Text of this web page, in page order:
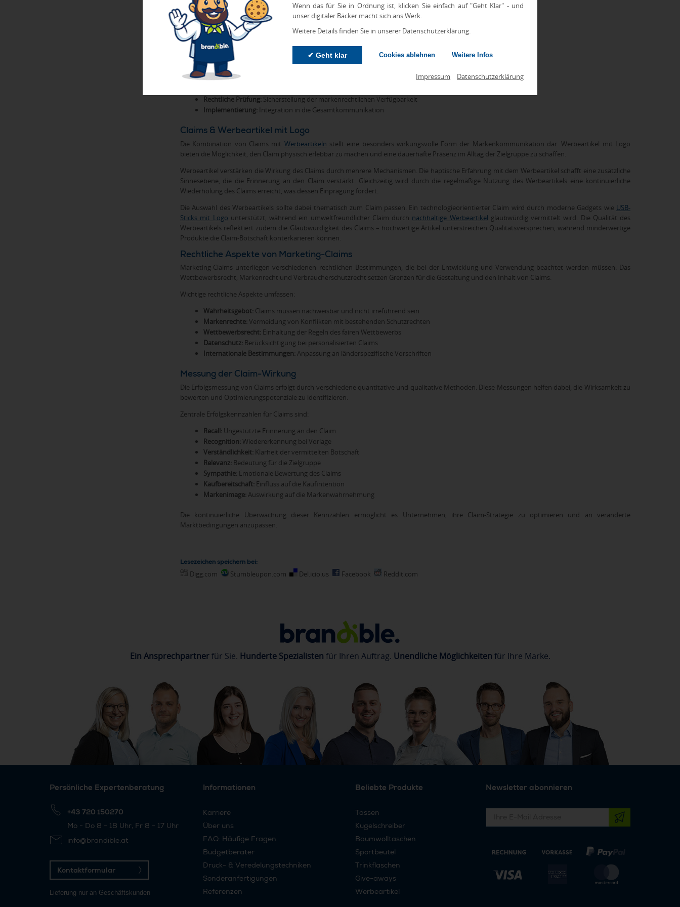
Wenn das für Sie in Ordnung ist, klicken Sie einfach auf "Geht Klar" - und
unser digitaler Bäcker macht sich ans Werk.
Weitere Details finden Sie in unserer Datenschutzerklärung.
✔ Geht klar Cookies ablehnen Weitere Infos
Impressum Datenschutzerklärung
Prozess gewährleistet, dass der Claim sowohl kreativ überzeugend als auch strategisch zielführend ist.
Der Entwicklungsprozess umfasst mehrere Phasen:
Briefing und Strategieentwicklung:Definition der Ziele und Rahmenbedingungen
Zielgruppenanalyse:
Untersuchung der Sprache und Bedürfnisse der Konsumenten
Wettbewerbsanalyse:
Bewertung bestehender Claims im Marktumfeld
Kreative Ideenfindung:
Bewertung und Auswahl:
Prüfung der Kandidaten anhand definierter Kriterien
Rechtliche Prüfung:Sicherstellung der markenrechtlichen Verfügbarkeit
Implementierung:Integration in die Gesamtkommunikation
Claims & Werbeartikel mit Logo
Die Kombination von Claims mit Werbeartikeln stellt eine besonders wirkungsvolle Form der Markenkommunikation dar. Werbeartikel mit Logo
bieten die Möglichkeit, den Claim physisch erlebbar zu machen und eine dauerhafte Präsenz im Alltag der Zielgruppe zu schaffen.
Werbeartikel verstärken die Wirkung des Claims durch mehrere Mechanismen. Die haptische Erfahrung mit dem Werbeartikel schafft eine zusätzliche
Sinnesebene, die die Erinnerung an den Claim verstärkt. Gleichzeitig wird durch die regelmäßige Nutzung des Werbeartikels eine kontinuierliche
Wiederholung des Claims erreicht, was dessen Einprägung fördert.
Die Auswahl des Werbeartikels sollte dabei thematisch zum Claim passen. Ein technologieorientierter Claim wird durch moderne Gadgets wie USB-
Sticks mit Logo unterstützt, während ein umweltfreundlicher Claim durch nachhaltige Werbeartikel glaubwürdig vermittelt wird. Die Qualität des
Werbeartikels reflektiert zudem die Glaubwürdigkeit des Claims – hochwertige Artikel unterstreichen Qualitätsversprechen, während minderwertige
Produkte die Claim-Botschaft konterkarieren können.
Rechtliche Aspekte von Marketing-Claims
Marketing-Claims unterliegen verschiedenen rechtlichen Bestimmungen, die bei der Entwicklung und Verwendung beachtet werden müssen. Das
Wettbewerbsrecht, Markenrecht und Verbraucherschutzrecht setzen Grenzen für die Gestaltung und den Inhalt von Claims.
Wichtige rechtliche Aspekte umfassen:
Wahrheitsgebot:Claims müssen nachweisbar und nicht irreführend sein
Markenrechte:Vermeidung von Konflikten mit bestehenden Schutzrechten
Wettbewerbsrecht:Einhaltung der Regeln des fairen Wettbewerbs
Datenschutz:Berücksichtigung bei personalisierten Claims
Internationale Bestimmungen:Anpassung an länderspezifische Vorschriften
Messung der Claim-Wirkung
Die Erfolgsmessung von Claims erfolgt durch verschiedene quantitative und qualitative Methoden. Diese Messungen helfen dabei, die Wirksamkeit zu
bewerten und Optimierungspotenziale zu identifizieren.
Zentrale Erfolgskennzahlen für Claims sind:
Recall:Ungestützte Erinnerung an den Claim
Recognition:Wiedererkennung bei Vorlage
Verständlichkeit:Klarheit der vermittelten Botschaft
Relevanz:Bedeutung für die Zielgruppe
Sympathie:Emotionale Bewertung des Claims
Kaufbereitschaft:Einfluss auf die Kaufintention
Markenimage:Auswirkung auf die Markenwahrnehmung
Die kontinuierliche Überwachung dieser Kennzahlen ermöglicht es Unternehmen, ihre Claim-Strategie zu optimieren und an veränderte
Marktbedingungen anzupassen.
Lesezeichen speichern bei:
Digg.com Stumbleupon.com Del.icio.us Facebook Reddit.com
Ein Ansprechpartnerfür Sie. Hunderte Spezialisten für Ihren Auftrag. Unendliche Möglichkeiten für Ihre Marke.
Persönliche Expertenberatung
+43 720 150270
Mo - Do 8 - 18 Uhr, Fr 8 - 17 Uhr
info@brandible.at
Kontaktformular
Lieferung nur an Geschäftskunden
Informationen
Karriere
Über uns
FAQ: Häufige Fragen
Budgetberater
Druck- & Veredelungstechniken
Sonderanfertigungen
Referenzen
Beliebte Produkte
Tassen
Kugelschreiber
Baumwolltaschen
Sportbeutel
Trinkflaschen
Give-aways
Werbeartikel
Newsletter abonnieren